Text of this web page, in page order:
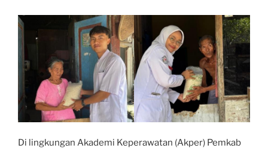
Di lingkungan Akademi Keperawatan (Akper) Pemkab